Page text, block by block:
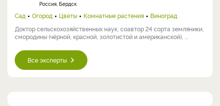
Россия, Бердск
Сад Огород Цветы Комнатные растения
Виноград
Доктор сельскохозяйственных наук, соавтор 24 сорта земляники,
смородины (чёрной, красной, золотистой и американской), ...
Все эксперты